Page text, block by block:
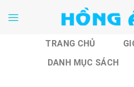
TRANG CHỦ
DANH MỤC SÁCH